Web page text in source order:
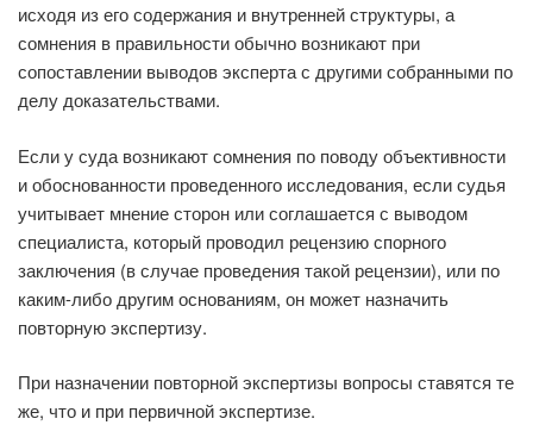
исходя из его содержания и внутренней структуры, а
сомнения в правильности обычно возникают при
сопоставлении выводов эксперта с другими собранными по
делу доказательствами.
Если у суда возникают сомнения по поводу объективности
и обоснованности проведенного исследования, если судья
учитывает мнение сторон или соглашается с выводом
специалиста, который проводил рецензию спорного
заключения (в случае проведения такой рецензии), или по
каким-либо другим основаниям, он может назначить
повторную экспертизу.
При назначении повторной экспертизы вопросы ставятся те
же, что и при первичной экспертизе.